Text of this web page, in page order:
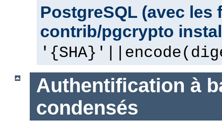
PostgreSQL (avec les
contrib/pgcrypto
Authentification à
condensés